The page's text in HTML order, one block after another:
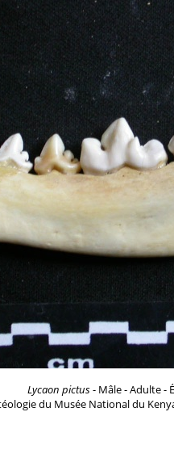
Lycaon pictus- Mâle - Adulte -
du Musée National du